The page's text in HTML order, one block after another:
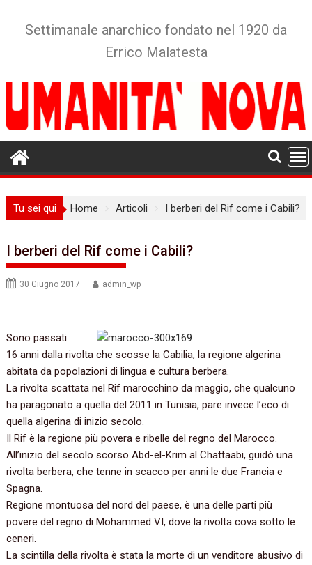
Settimanale anarchico fondato nel 1920 da
Errico Malatesta
Tu sei qui Home Articoli I berberi del Rif come i Cabili?
I berberi del Rif come i Cabili?
30 Giugno 2017 admin_wp
Sono passati
16 anni dalla rivolta che scosse la Cabilia, la regione algerina
abitata da popolazioni di lingua e cultura berbera.
La rivolta scattata nel Rif marocchino da maggio, che qualcuno
ha paragonato a quella del 2011 in Tunisia, pare invece l’eco di
quella algerina di inizio secolo.
Il Rif è la regione più povera e ribelle del regno del Marocco.
All’inizio del secolo scorso Abd-el-Krim al Chattaabi, guidò una
rivolta berbera, che tenne in scacco per anni le due Francia e
Spagna.
Regione montuosa del nord del paese, è una delle parti più
povere del regno di Mohammed VI, dove la rivolta cova sotto le
ceneri.
La scintilla della rivolta è stata la morte di un venditore abusivo di